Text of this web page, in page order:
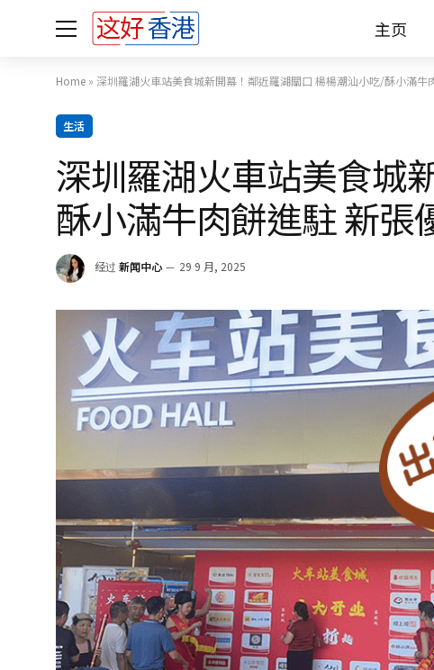
主页
Home » 深圳羅湖火車站美食城新開幕！鄰近羅湖關口 楊楊潮汕小吃/酥小滿牛
生活
深圳羅湖火車站美食城
酥小滿牛肉餅進駐 新張
经过 新闻中心 29 9 月, 2025